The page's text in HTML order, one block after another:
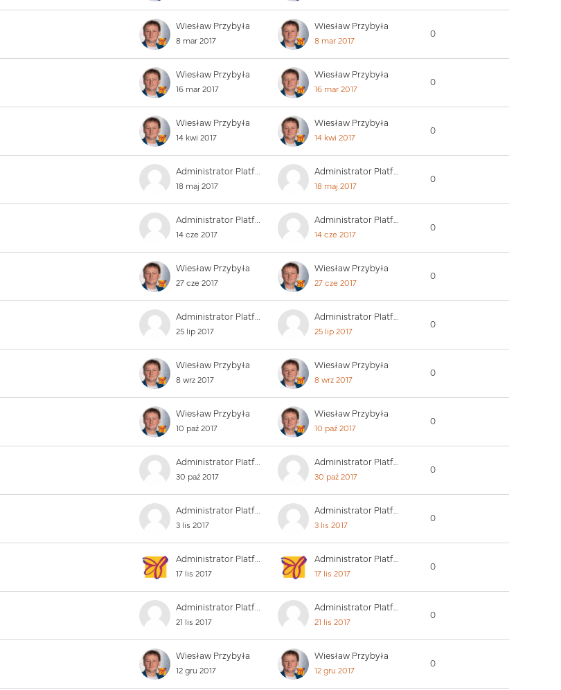
Wiesław Przybyła
8 mar 2017
Wiesław Przybyła
8 mar 2017
0
Wiesław Przybyła
16 mar 2017
Wiesław Przybyła
16 mar 2017
0
Wiesław Przybyła
14 kwi 2017
Wiesław Przybyła
14 kwi 2017
0
Administrator Platformy
18 maj 2017
Administrator Platformy
18 maj 2017
0
Administrator Platformy
14 cze 2017
Administrator Platformy
14 cze 2017
0
Wiesław Przybyła
27 cze 2017
Wiesław Przybyła
27 cze 2017
0
Administrator Platformy
25 lip 2017
Administrator Platformy
25 lip 2017
0
Wiesław Przybyła
8 wrz 2017
Wiesław Przybyła
8 wrz 2017
0
Wiesław Przybyła
10 paź 2017
Wiesław Przybyła
10 paź 2017
0
Administrator Platformy
30 paź 2017
Administrator Platformy
30 paź 2017
0
Administrator Platformy
3 lis 2017
Administrator Platformy
3 lis 2017
0
Administrator Platformy
17 lis 2017
Administrator Platformy
17 lis 2017
0
Administrator Platformy
21 lis 2017
Administrator Platformy
21 lis 2017
0
Wiesław Przybyła
12 gru 2017
Wiesław Przybyła
12 gru 2017
0